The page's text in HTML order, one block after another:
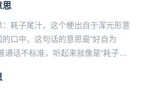
思
耗子尾汁，这个梗出自于浑元形意
口中，这句话的意思是“好自为
通话不标准，听起来就像是“耗子尾